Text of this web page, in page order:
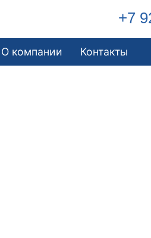
+7
О компании Контакты